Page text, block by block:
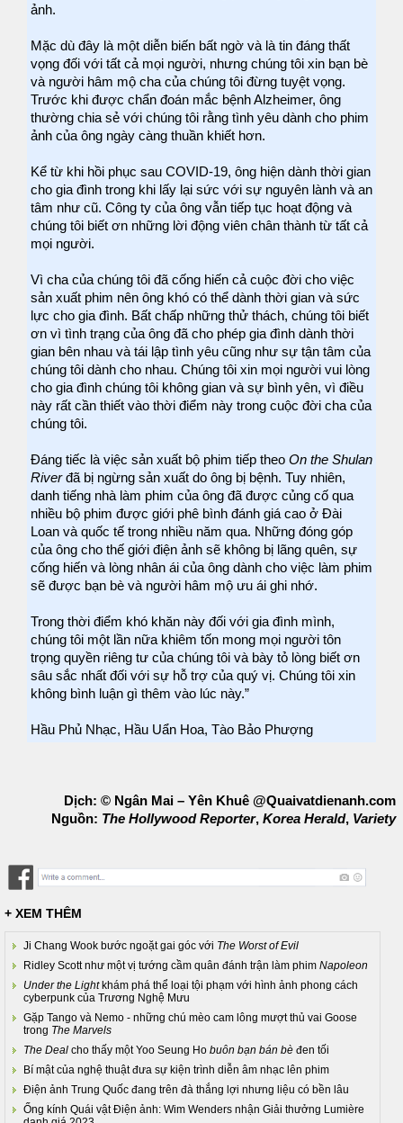
ảnh.
Mặc dù đây là một diễn biến bất ngờ và là tin đáng thất
vọng đối với tất cả mọi người, nhưng chúng tôi xin bạn bè
và người hâm mộ cha của chúng tôi đừng tuyệt vọng.
Trước khi được chẩn đoán mắc bệnh Alzheimer, ông
thường chia sẻ với chúng tôi rằng tình yêu dành cho phim
ảnh của ông ngày càng thuần khiết hơn.
Kể từ khi hồi phục sau COVID-19, ông hiện dành thời gian
cho gia đình trong khi lấy lại sức với sự nguyên lành và an
tâm như cũ. Công ty của ông vẫn tiếp tục hoạt động và
chúng tôi biết ơn những lời động viên chân thành từ tất cả
mọi người.
Vì cha của chúng tôi đã cống hiến cả cuộc đời cho việc
sản xuất phim nên ông khó có thể dành thời gian và sức
lực cho gia đình. Bất chấp những thử thách, chúng tôi biết
ơn vì tình trạng của ông đã cho phép gia đình dành thời
gian bên nhau và tái lập tình yêu cũng như sự tận tâm của
chúng tôi dành cho nhau. Chúng tôi xin mọi người vui lòng
cho gia đình chúng tôi không gian và sự bình yên, vì điều
này rất cần thiết vào thời điểm này trong cuộc đời cha của
chúng tôi.
Đáng tiếc là việc sản xuất bộ phim tiếp theo On the Shulan
Riverđã bị ngừng sản xuất do ông bị bệnh. Tuy nhiên,
danh tiếng nhà làm phim của ông đã được củng cố qua
nhiều bộ phim được giới phê bình đánh giá cao ở Đài
Loan và quốc tế trong nhiều năm qua. Những đóng góp
của ông cho thế giới điện ảnh sẽ không bị lãng quên, sự
cống hiến và lòng nhân ái của ông dành cho việc làm phim
sẽ được bạn bè và người hâm mộ ưu ái ghi nhớ.
Trong thời điểm khó khăn này đối với gia đình mình,
chúng tôi một lần nữa khiêm tốn mong mọi người tôn
trọng quyền riêng tư của chúng tôi và bày tỏ lòng biết ơn
sâu sắc nhất đối với sự hỗ trợ của quý vị. Chúng tôi xin
không bình luận gì thêm vào lúc này.”
Hầu Phủ Nhạc, Hầu Uẩn Hoa, Tào Bảo Phượng
Dịch: © Ngân Mai – Yên Khuê @Quaivatdienanh.com
Nguồn: The Hollywood Reporter, Korea Herald, Variety
+ XEM THÊM
Ji Chang Wook bước ngoặt gai góc với The Worst of Evil
Ridley Scott như một vị tướng cầm quân đánh trận làm phim Napoleon
Under the Lightkhám phá thể loại tội phạm với hình ảnh phong cách
cyberpunk của Trương Nghệ Mưu
Gặp Tango và Nemo - những chú mèo cam lông mượt thủ vai Goose
trong The Marvels
The Deal cho thấy một Yoo Seung Ho buôn bạn bán bè đen tối
Bí mật của nghệ thuật đưa sự kiện trình diễn âm nhạc lên phim
Điện ảnh Trung Quốc đang trên đà thắng lợi nhưng liệu có bền lâu
Ống kính Quái vật Điện ảnh: Wim Wenders nhận Giải thưởng Lumière